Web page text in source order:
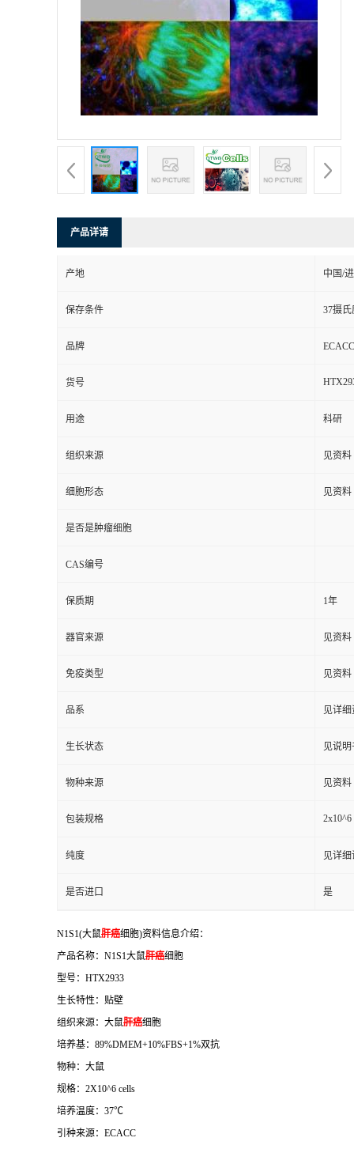
产品详请
产地 中国/
保存条件 37摄氏
品牌
货号
用途 科研
组织来源 见资料
细胞形态 见资料
是否是肿瘤细胞
CAS编号
保质期 1年
器官来源 见资料
免疫类型 见资料
品系 见详
生长状态 见说明
物种来源 见资料
包装规格 2x10^6
纯度 见详
是否进口 是
N1S1(大鼠肝癌细胞)资料信息介绍：
产品名称：N1S1大鼠肝癌细胞
型号：HTX2933
生长特性：贴壁
组织来源：大鼠肝癌细胞
培养基：89%DMEM+10%FBS+1%双抗
物种：大鼠
规格：2X10^6 cells
培养温度：37℃
引种来源：ECACC